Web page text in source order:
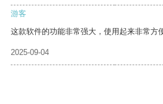
游客
这款软件的功能非常强大，使用起来非常方
2025-09-04